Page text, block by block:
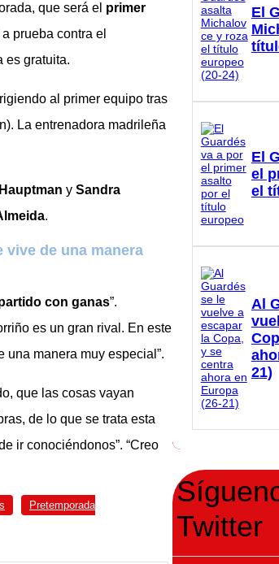
que será el primer
prueba contra el
es gratuita.
al primer equipo tras
La entrenadora madrileña
y Sandra
.
vive de una manera
con ganas”.
es un gran rival. En este
una manera muy especial”.
que las cosas vayan
de lo que se trata esta
ir conociéndonos”. “Creo
Pretemporada
El
El
el
el
Al
21)
Twitter